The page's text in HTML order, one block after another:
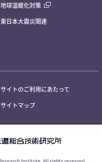
地球温暖化対策
東日本大震災関連
サイトのご利用にあたって
サイトマップ